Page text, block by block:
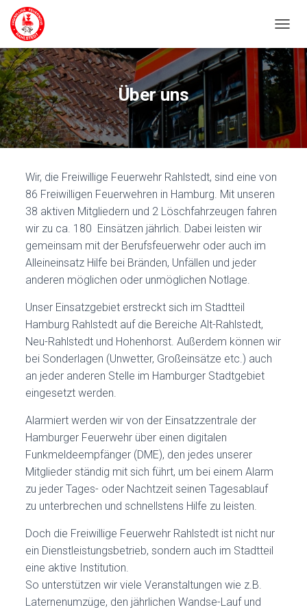
Über uns
Wir, die Freiwillige Feuerwehr Rahlstedt, sind eine von
86 Freiwilligen Feuerwehren in Hamburg. Mit unseren
38 aktiven Mitgliedern und 2 Löschfahrzeugen fahren
wir zu ca. 180 Einsätzen jährlich. Dabei leisten wir
gemeinsam mit der Berufsfeuerwehr oder auch im
Alleineinsatz Hilfe bei Bränden, Unfällen und jeder
anderen möglichen oder unmöglichen Notlage.
Unser Einsatzgebiet erstreckt sich im Stadtteil
Hamburg Rahlstedt auf die Bereiche Alt-Rahlstedt,
Neu-Rahlstedt und Hohenhorst. Außerdem können wir
bei Sonderlagen (Unwetter, Großeinsätze etc.) auch
an jeder anderen Stelle im Hamburger Stadtgebiet
eingesetzt werden.
Alarmiert werden wir von der Einsatzzentrale der
Hamburger Feuerwehr über einen digitalen
Funkmeldeempfänger (DME), den jedes unserer
Mitglieder ständig mit sich führt, um bei einem Alarm
zu jeder Tages- oder Nachtzeit seinen Tagesablauf
zu unterbrechen und schnellstens Hilfe zu leisten.
Doch die Freiwillige Feuerwehr Rahlstedt ist nicht nur
ein Dienstleistungsbetrieb, sondern auch im Stadtteil
eine aktive Institution.
So unterstützen wir viele Veranstaltungen wie z.B.
Laternenumzüge, den jährlichen Wandse-Lauf und